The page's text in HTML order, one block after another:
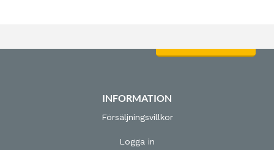
INFORMATION
Försäljningsvillkor
Logga in